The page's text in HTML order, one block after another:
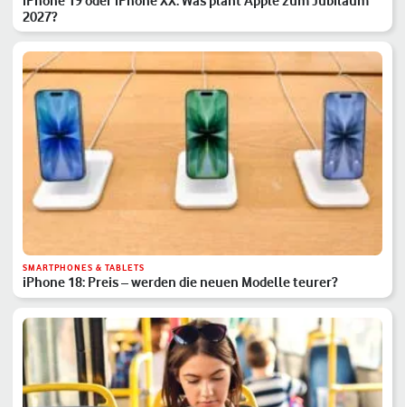
2027?
SMARTPHONES & TABLETS
iPhone 18: Preis – werden die neuen Modelle teurer?